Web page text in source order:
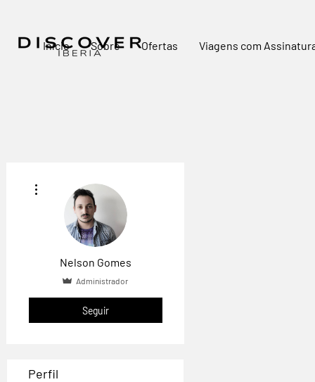
Início Sobre Ofertas Viagens com
Nelson Gomes
Administrador
Seguir
Perfil